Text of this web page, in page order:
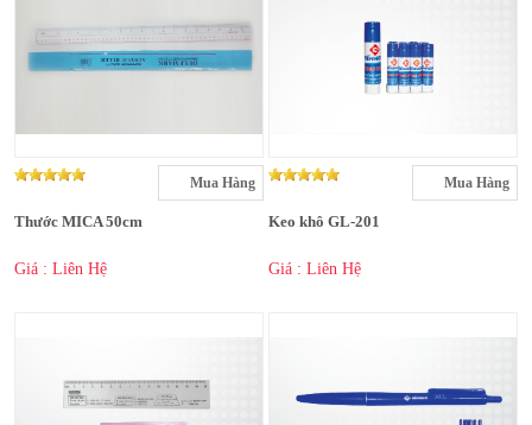
Mua Hàng
Thước MICA 50cm
Giá : Liên Hệ
Mua Hàng
Keo khô GL-201
Giá : Liên Hệ